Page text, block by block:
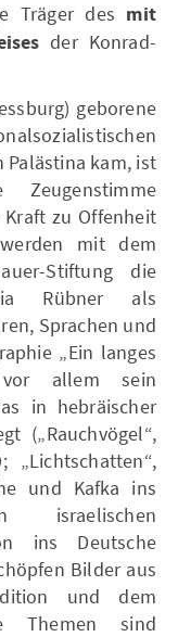
Träger des mit
der Konrad-
geborene
Palästina kam, ist
Zeugenstimme
zu Offenheit
mit dem
Stiftung die
Rübner als
Sprachen und
„Ein langes
allem sein
in hebräischer
(„Rauchvögel“,
„Lichtschatten“,
und Kafka ins
israelischen
ins Deutsche
Bilder aus
und dem
Themen sind